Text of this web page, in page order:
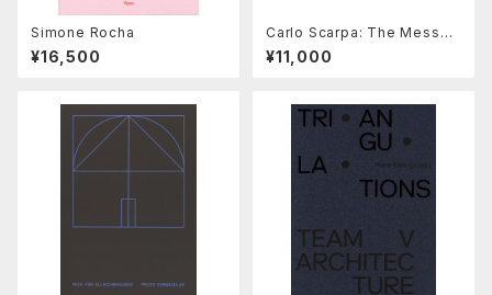
Simone Rocha
¥16,500
Carlo Scarpa: The Messag
e of the Structure
¥11,000